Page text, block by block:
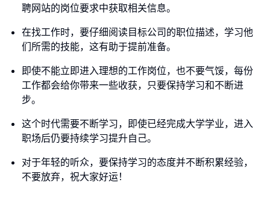
聘网站的岗位要求中获取相关信息。
在找工作时，要仔细阅读目标公司的职位描述，学习他
们所需的技能，这有助于提前准备。
即使不能立即进入理想的工作岗位，也不要气馁，每份
工作都会给你带来一些收获，只要保持学习和不断进
步。
这个时代需要不断学习，即使已经完成大学学业，进入
职场后仍要持续学习提升自己。
对于年轻的听众，要保持学习的态度并不断积累经验，
不要放弃，祝大家好运！